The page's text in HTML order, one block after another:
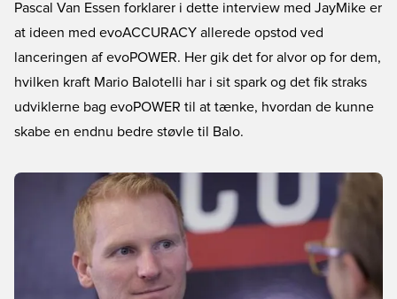
Pascal Van Essen forklarer i dette interview med JayMike er
at ideen med evoACCURACY allerede opstod ved
lanceringen af evoPOWER. Her gik det for alvor op for dem,
hvilken kraft Mario Balotelli har i sit spark og det fik straks
udviklerne bag evoPOWER til at tænke, hvordan de kunne
skabe en endnu bedre støvle til Balo.